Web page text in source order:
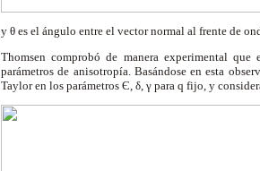
y θ es el ángulo entre el vector normal al frente de
Thomsen comprobó de manera experimental
parámetros de anisotropía. Basándose en esta
Taylor en los parámetros Є, δ, γ para q fijo, y